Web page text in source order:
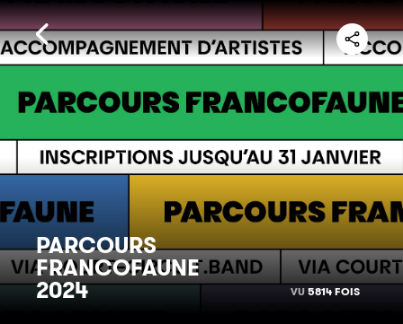
PARCOURS
FRANCOFAUNE
2024 VU 5814 FOIS